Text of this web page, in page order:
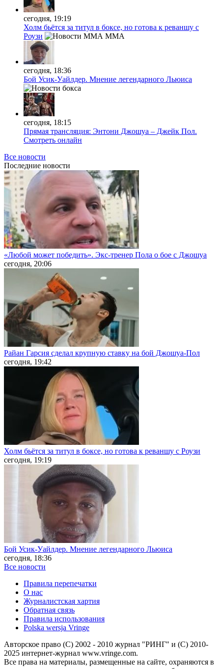
сегодня, 19:19
Холм бьётся за титул в боксе, но готова к реваншу с
Роузи
MMA
сегодня, 18:36
Бой Усик-Уайлдер. Мнение легендарного Льюиса
сегодня, 18:15
Прямая трансляция: Энтони Джошуа – Джейк Пол.
Смотреть онлайн
Все новости
Последние новости
«Любой может победить». Экс-тренер Пола о бое с Джошуа
сегодня, 20:06
Райан Гарсия сделал крупную ставку на бой Джошуа-Пол
сегодня, 19:42
Холм бьётся за титул в боксе, но готова к реваншу с Роузи
сегодня, 19:19
Бой Усик-Уайлдер. Мнение легендарного Льюиса
сегодня, 18:36
Все новости
Правила перепечатки
О нас
Журналистская хартия
Обратная связь
Правила использования
Polska wersja Vringe
Авторское право (С) 2002 - 2010 журнал "РИНГ" и (С) 2010-
2025 интернет-журнал www.vringe.com.
Все права на материалы, размещенные на сайте, охраняются в